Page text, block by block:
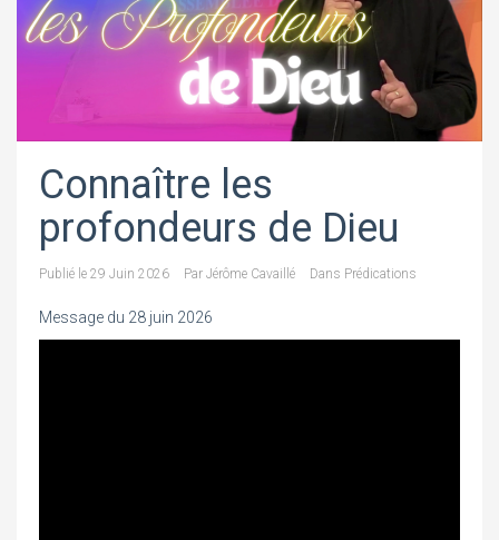
Connaître les
profondeurs de Dieu
Publié le 29 Juin 2026 Par Jérôme Cavaillé Dans Prédications
Message du 28 juin 2026